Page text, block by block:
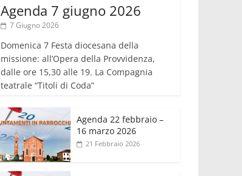
Agenda 7 giugno 2026
7 Giugno 2026
Domenica 7 Festa diocesana della
missione: all’Opera della Provvidenza,
dalle ore 15,30 alle 19. La Compagnia
teatrale “Titoli di Coda”
Agenda 22 febbraio –
16 marzo 2026
21 Febbraio 2026